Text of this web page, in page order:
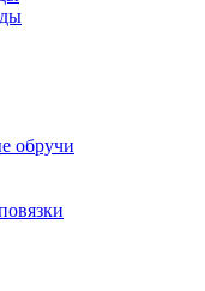
обручи